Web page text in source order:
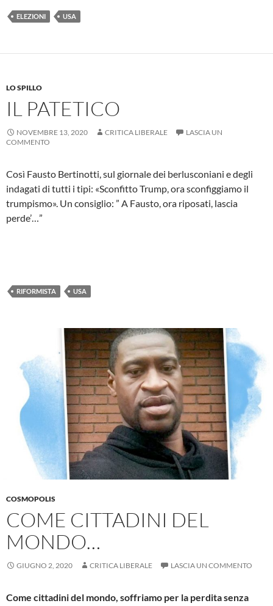
ELEZIONI USA
LO SPILLO
IL PATETICO
NOVEMBRE 13, 2020 CRITICA LIBERALE
LASCIA UN
COMMENTO
Così Fausto Bertinotti, sul giornale dei berlusconiani e degli
indagati di tutti i tipi: «Sconfitto Trump, ora sconfiggiamo il
trumpismo». Un consiglio: ” A Fausto, ora riposati, lascia
perde’…”
RIFORMISTA USA
COSMOPOLIS
COME CITTADINI DEL
MONDO…
GIUGNO 2, 2020 CRITICA LIBERALE LASCIA UN COMMENTO
Come cittadini del mondo, soffriamo per la perdita senza